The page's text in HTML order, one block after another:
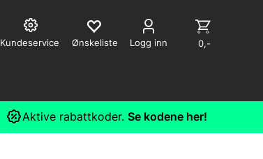
Logg inn
Kundeservice 0,-
Aktive rabattkoder. Se kodene her!